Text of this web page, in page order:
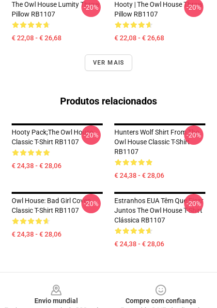
The Owl House Lumity Throw
Pillow RB1107
€ 22,08 - € 26,68
-20%
Hooty | The Owl House Throw
Pillow RB1107
€ 22,08 - € 26,68
-20%
VER MAIS
Produtos relacionados
Hooty Pack;The Owl House
Classic T-Shirt RB1107
€ 24,38 - € 28,06
-20%
Hunters Wolf Shirt From The
Owl House Classic T-Shirt
RB1107
€ 24,38 - € 28,06
-20%
Owl House: Bad Girl Coven
Classic T-Shirt RB1107
€ 24,38 - € 28,06
-20%
Estranhos EUA Têm Que Ficar
Juntos The Owl House T-Shirt
Clássica RB1107
€ 24,38 - € 28,06
-20%
Envio mundial
Compre com confiança